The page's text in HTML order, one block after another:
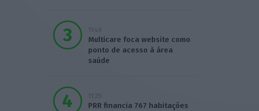
11:49
Multicare foca website como
ponto de acesso à área
saúde
11:25
PRR financia 767 habitações